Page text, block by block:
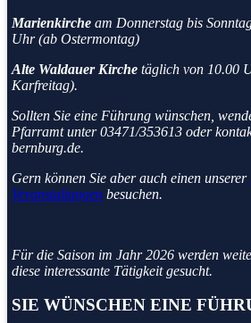
Marienkirche am Donnerstag bis
Uhr (ab Ostermontag)
Alte Waldauer Kirche täglich von 10.00
Karfreitag).
Sollten Sie eine Führung wünschen,
Pfarramt unter 03471/353613 oder
bernburg.de.
Gern können Sie aber auch einen unserer
Veranstaltungen besuchen.
Für die Saison im Jahr 2026 werden
diese interessante Tätigkeit gesucht.
SIE WÜNSCHEN EINE